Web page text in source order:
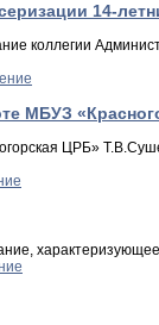
14-
коллегии
МБУЗ
ЦРБ»